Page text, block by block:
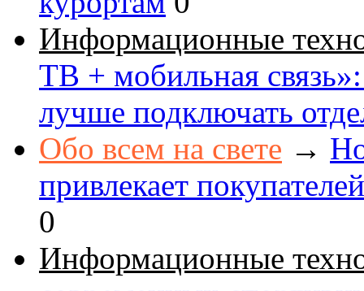
Информационные
ТВ + мобильная
лучше подключать
Обо всем на свете →
привлекает
0
Информационные